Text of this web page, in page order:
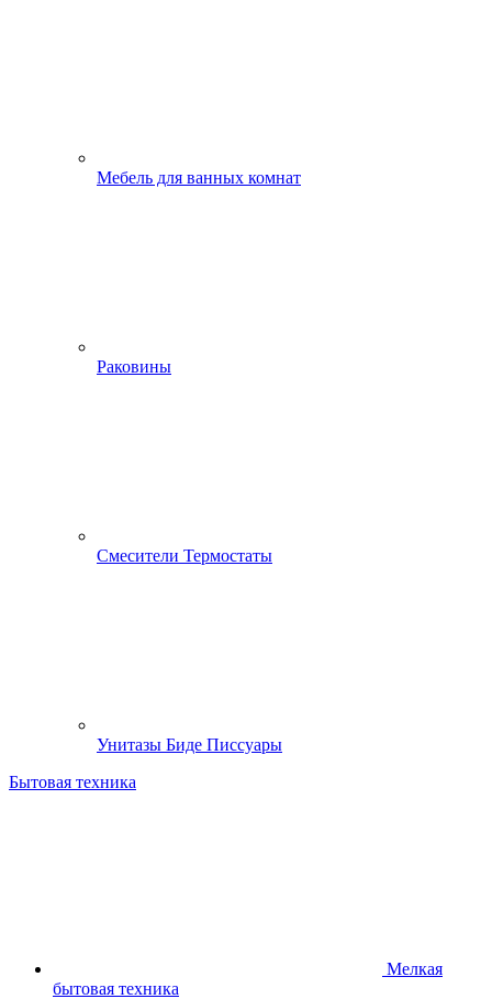
Мебель для ванных комнат
Раковины
Смесители Термостаты
Унитазы Биде Писсуары
Бытовая техника
Мелкая
бытовая техника